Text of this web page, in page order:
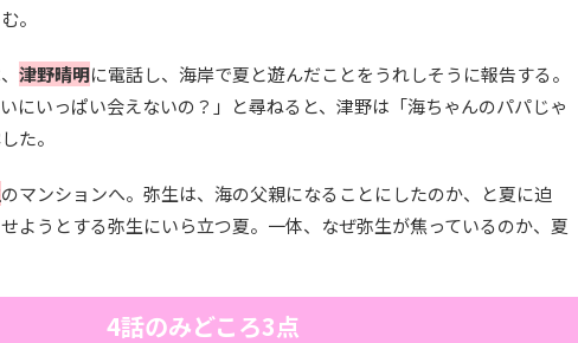
。
津野晴明に電話し、海岸で夏と遊んだことをうれしそうに報告する。
にいっぱい会えないの？」と尋ねると、津野は「海ちゃんのパパじゃ
た。
のマンションへ。弥生は、海の父親になることにしたのか、と夏に迫
ようとする弥生にいら立つ夏。一体、なぜ弥生が焦っているのか、夏
4話のみどころ3点